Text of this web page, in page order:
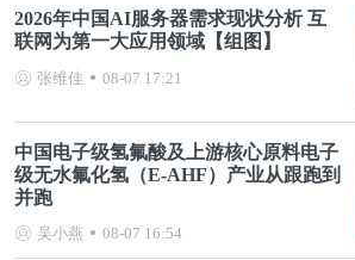
2026年中国AI服务器需求现状分析 互
联网为第一大应用领域【组图】
张维佳 08-07 17:21
中国电子级氢氟酸及上游核心原料电子
级无水氟化氢（E-AHF）产业从跟跑到
并跑
吴小燕 08-07 16:54